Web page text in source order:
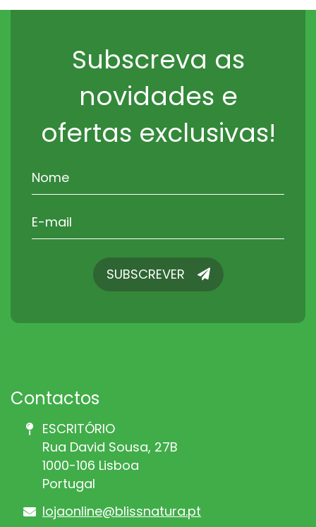
Subscreva as
novidades e
ofertas exclusivas!
SUBSCREVERSUBSCREVER
Contactos
ESCRITÓRIO
Rua David Sousa, 27B
1000-106 Lisboa
Portugal
lojaonline@blissnatura.pt